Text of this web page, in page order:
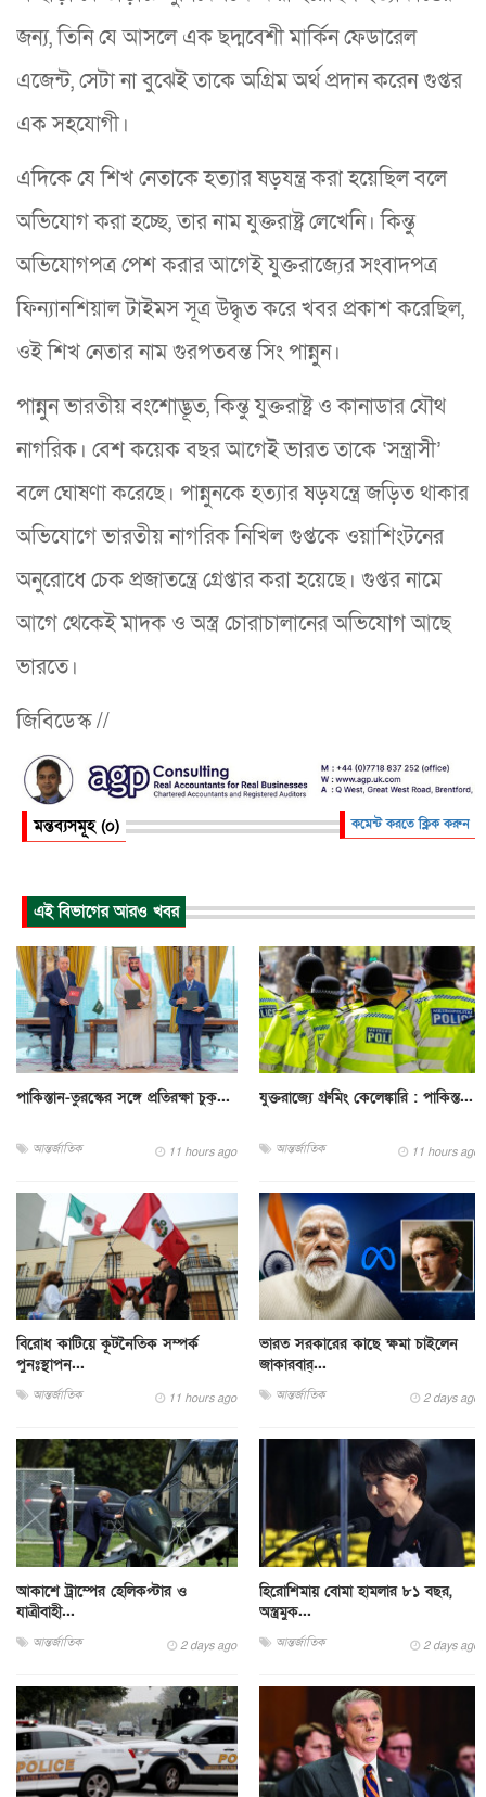
জন্য, তিনি যে আসলে এক ছদ্মবেশী মার্কিন ফেডারেল
এজেন্ট, সেটা না বুঝেই তাকে অগ্রিম অর্থ প্রদান করেন গুপ্তর
এক সহযোগী।
এদিকে যে শিখ নেতাকে হত্যার ষড়যন্ত্র করা হয়েছিল বলে
অভিযোগ করা হচ্ছে, তার নাম যুক্তরাষ্ট্র লেখেনি। কিন্তু
অভিযোগপত্র পেশ করার আগেই যুক্তরাজ্যের সংবাদপত্র
ফিন্যানশিয়াল টাইমস সূত্র উদ্ধৃত করে খবর প্রকাশ করেছিল,
ওই শিখ নেতার নাম গুরপতবন্ত সিং পান্নুন।
পান্নুন ভারতীয় বংশোদ্ভূত, কিন্তু যুক্তরাষ্ট্র ও কানাডার যৌথ
নাগরিক। বেশ কয়েক বছর আগেই ভারত তাকে ‘সন্ত্রাসী’
বলে ঘোষণা করেছে। পান্নুনকে হত্যার ষড়যন্ত্রে জড়িত থাকার
অভিযোগে ভারতীয় নাগরিক নিখিল গুপ্তকে ওয়াশিংটনের
অনুরোধে চেক প্রজাতন্ত্রে গ্রেপ্তার করা হয়েছে। গুপ্তর নামে
আগে থেকেই মাদক ও অস্ত্র চোরাচালানের অভিযোগ আছে
ভারতে।
জিবিডেস্ক //
মন্তব্যসমূহ (০) কমেন্ট করতে ক্লিক করুন
এই বিভাগের আরও খবর
পাকিস্তান-তুরস্কের সঙ্গে প্রতিরক্ষা চুক্...
আন্তর্জাতিক 11 hours ago
যুক্তরাজ্যে গ্রুমিং কেলেঙ্কারি : পাকিস্ত...
আন্তর্জাতিক 11 hours ago
বিরোধ কাটিয়ে কূটনৈতিক সম্পর্ক
পুনঃস্থাপন...
আন্তর্জাতিক 11 hours ago
ভারত সরকারের কাছে ক্ষমা চাইলেন
জাকারবার্...
আন্তর্জাতিক 2 days ago
আকাশে ট্রাম্পের হেলিকপ্টার ও
যাত্রীবাহী...
আন্তর্জাতিক 2 days ago
হিরোশিমায় বোমা হামলার ৮১ বছর,
অস্ত্রমুক...
আন্তর্জাতিক 2 days ago